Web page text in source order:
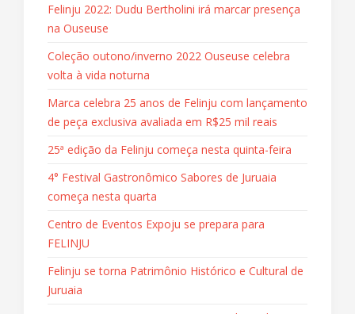
Felinju 2022: Dudu Bertholini irá marcar presença
na Ouseuse
Coleção outono/inverno 2022 Ouseuse celebra
volta à vida noturna
Marca celebra 25 anos de Felinju com lançamento
de peça exclusiva avaliada em R$25 mil reais
25ª edição da Felinju começa nesta quinta-feira
4° Festival Gastronômico Sabores de Juruaia
começa nesta quarta
Centro de Eventos Expoju se prepara para
FELINJU
Felinju se torna Patrimônio Histórico e Cultural de
Juruaia